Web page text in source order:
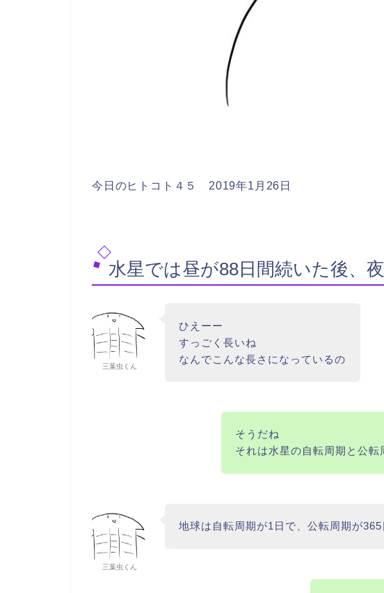
今日のヒトコト４５ 2019年1月26日
水星では昼が88日間続いた後、
三葉虫くん
ひえーー
すっごく長いね
なんでこんな長さになっているの
そうだね
それは水星の自転周期と公転
三葉虫くん
地球は自転周期が1日で、公転周期が365